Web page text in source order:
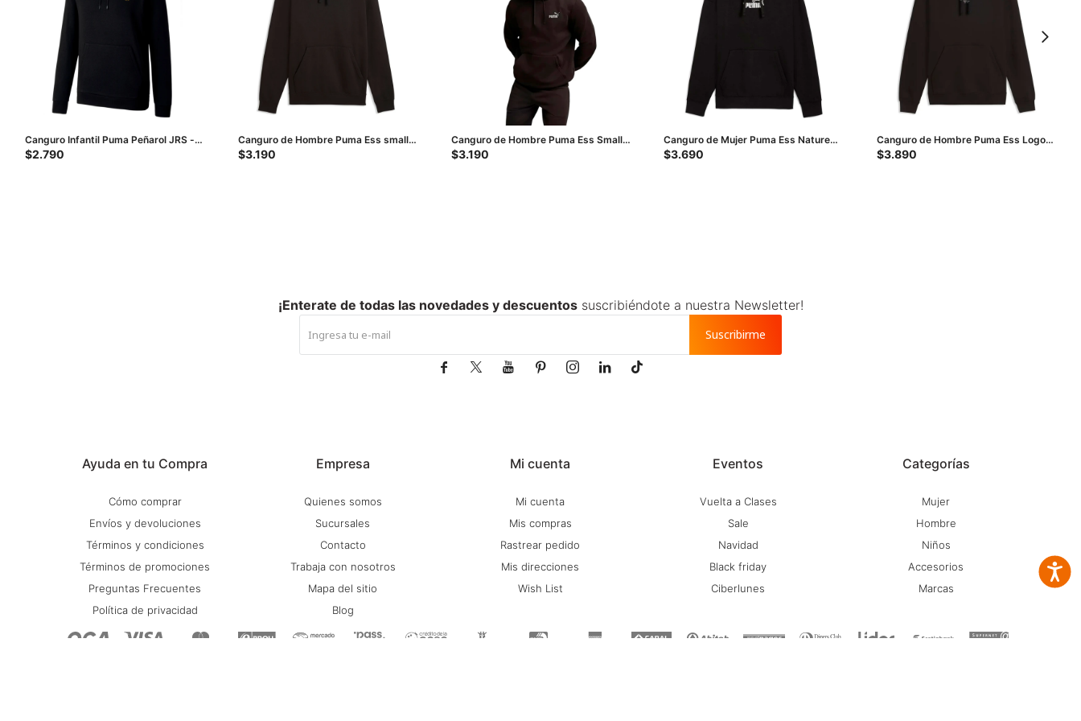
Canguro Infantil Puma Peñarol JRS -
Negro
$2.790
Canguro de Hombre Puma Ess small
nº1 logo - Negro
$3.190
Canguro de Hombre Puma Ess Small
N° 1 Logo Hoodie - Negro
$3.190
Canguro de Mujer Puma Ess Nature
2.0 Comfort Hoodie - Negro
$3.690
Canguro de Hombre Puma Ess Logo
Lab - Negro
$3.890
Ayuda en tu Compra
Cómo comprar
Envíos y devoluciones
Términos y condiciones
Términos de promociones
Preguntas Frecuentes
Política de privacidad
Empresa
Quienes somos
Sucursales
Contacto
Trabaja con nosotros
Mapa del sitio
Blog
Mi cuenta
Mi cuenta
Mis compras
Rastrear pedido
Mis direcciones
Wish List
Eventos
Vuelta a Clases
Sale
Navidad
Black friday
Ciberlunes
Categorías
Mujer
Hombre
Niños
Accesorios
Marcas
¡Enterate de todas las novedades y descuentossuscribiéndote a nuestra Newsletter!
Suscribirme
      